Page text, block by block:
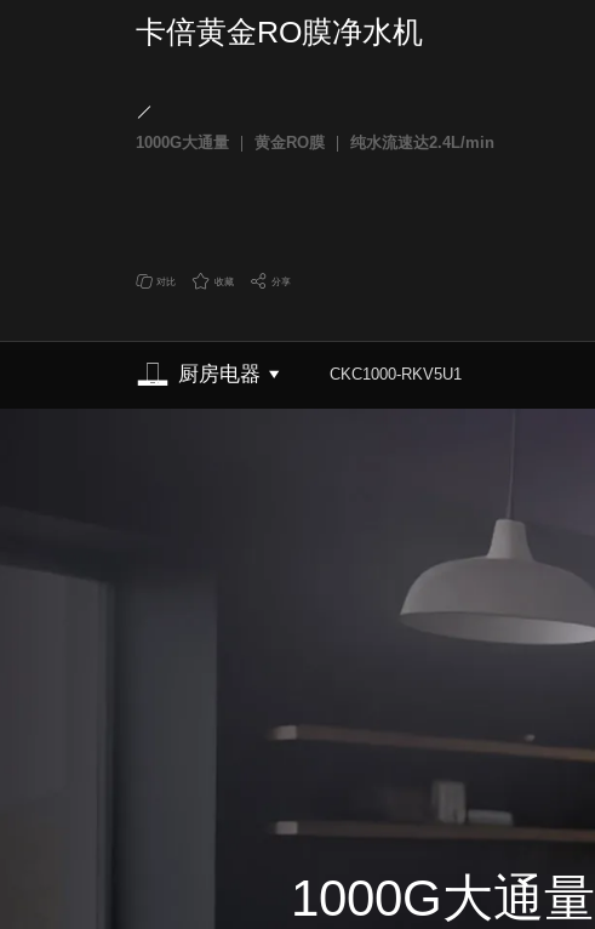
卡倍黄金RO膜净水机
1000G大通量 黄金RO膜 纯水流速达2.4L/min
对比 收藏 分享
厨房电器 CKC1000-RKV5U1
1000G大通量